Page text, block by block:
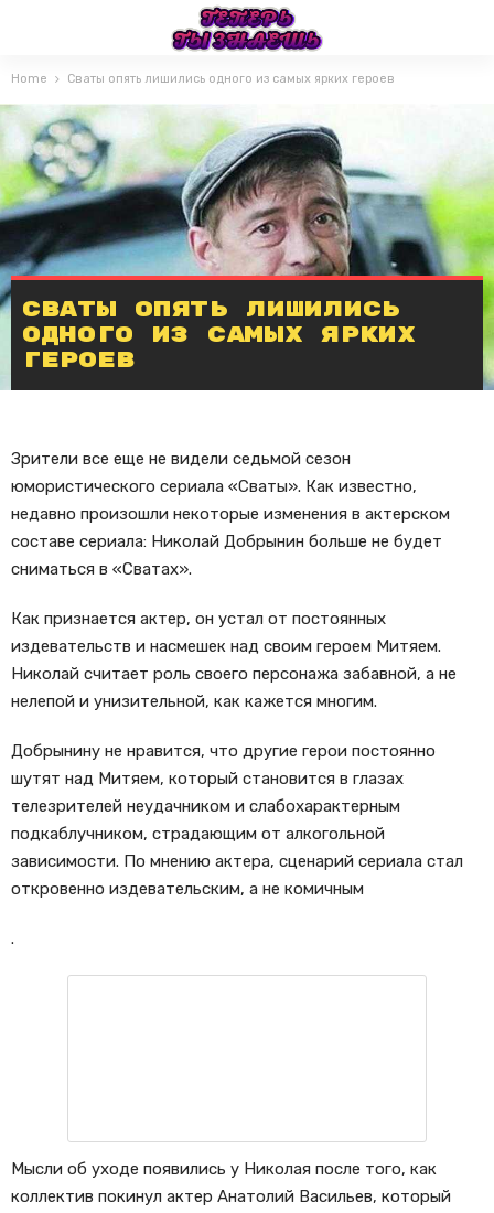
Home Сваты опять лишились одного из самых ярких героев
Сваты опять лишились
одного из самых ярких
героев
Зрители все еще не видели седьмой сезон
юмористического сериала «Сваты». Как известно,
недавно произошли некоторые изменения в актерском
составе сериала: Николай Добрынин больше не будет
сниматься в «Сватах».
Как признается актер, он устал от постоянных
издевательств и насмешек над своим героем Митяем.
Николай считает роль своего персонажа забавной, а не
нелепой и унизительной, как кажется многим.
Добрынину не нравится, что другие герои постоянно
шутят над Митяем, который становится в глазах
телезрителей неудачником и слабохарактерным
подкаблучником, страдающим от алкогольной
зависимости. По мнению актера, сценарий сериала стал
откровенно издевательским, а не комичным
.
Мысли об уходе появились у Николая после того, как
коллектив покинул актер Анатолий Васильев, который